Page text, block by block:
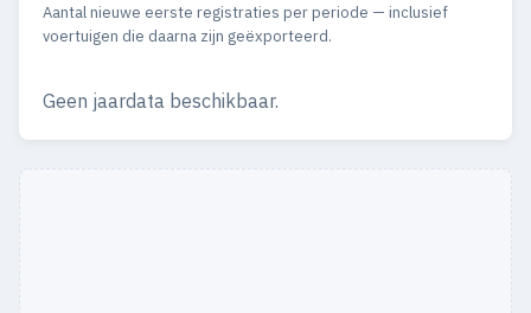
Aantal nieuwe eerste registraties per periode — inclusief
voertuigen die daarna zijn geëxporteerd.
Geen jaardata beschikbaar.